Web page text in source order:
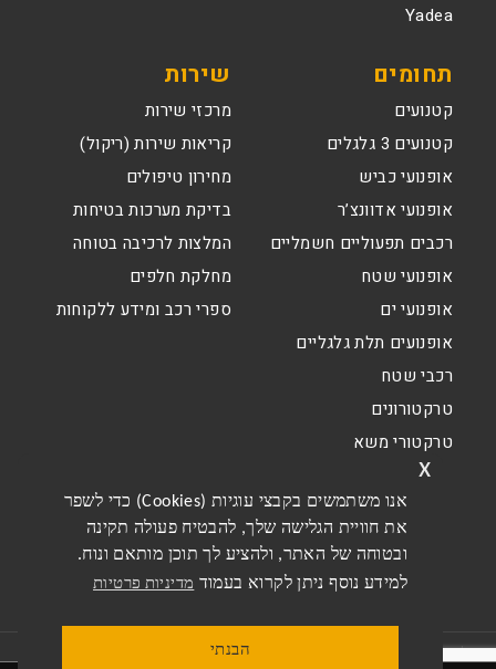
אנו משתמשים בקבצי עוגיות (Cookies) כדי לשפר
את חוויית הגלישה שלך, להבטיח פעולה תקינה
ובטוחה של האתר, ולהציע לך תוכן מותאם ונוח.
למידע נוסף ניתן לקרוא בעמוד מדיניות פרטיות
הבנתי
x
Yadea
תחומים
קטנועים
קטנועים 3 גלגלים
אופנועי כביש
אופנועי אדוונצ’ר
רכבים תפעוליים חשמליים
אופנועי שטח
אופנועי ים
אופנועים תלת גלגליים
רכבי שטח
טרקטורונים
טרקטורי משא
שירות
מרכזי שירות
קריאות שירות (ריקול)
מחירון טיפולים
בדיקת מערכות בטיחות
המלצות לרכיבה בטוחה
מחלקת חלפים
ספרי רכב ומידע ללקוחות
תקנון האתר תקנון מבצעים דו גלגלי